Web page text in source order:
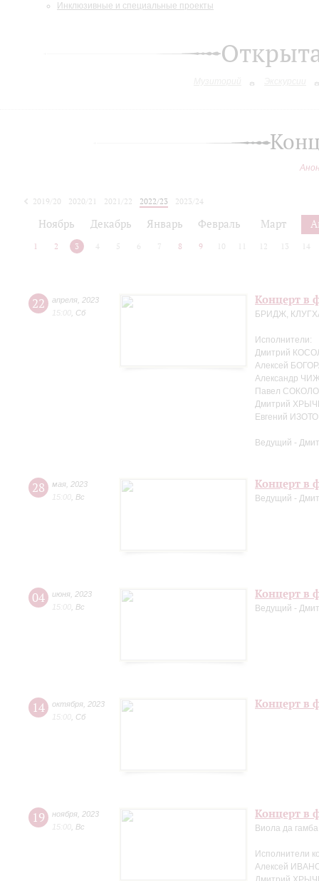
Инклюзивные и специальные проекты
2019/20 2020/21 2021/22 2022/23
2023/24
Ноябрь Декабрь Январь Февраль Март
1 2 3 4 5 6 7 8 9 10 12 13 14
22 апреля 2023
15:00 Сб
Концерт в
БРИДЖ,
Исполнители:
Дмитрий
Алексей
Александр
Павел
Дмитрий
Евгений
Ведущий -
28 мая 2023
15:00 Вс
Концерт в
Ведущий -
04 июня 2023
15:00 Вс
Концерт в
Ведущий -
14 октября 2023
15:00 Сб
Концерт в
19 ноября 2023
15:00 Вс
Концерт в
Виола да
Исполнители
Алексей